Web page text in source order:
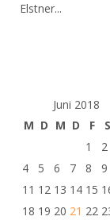
Elstner...
Juni 2018
M D M D F S
1
2
4
5 6 7 8 9
11 12 13 14 15
18 19 20 21 22